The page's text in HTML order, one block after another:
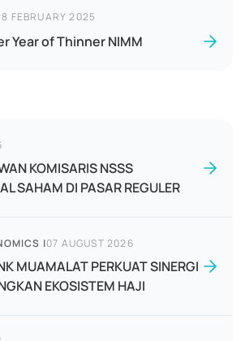
FEBRUARY 2025
Year of Thinner NIMM
KOMISARIS NSSS
SAHAM DI PASAR REGULER
|07 AUGUST 2026
MUAMALAT PERKUAT SINERGI
EKOSISTEM HAJI